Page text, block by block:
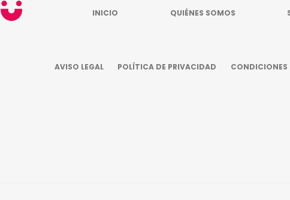
INICIO QUIÉNES SOMOS
AVISO LEGAL POLÍTICA DE PRIVACIDAD CONDICIONES